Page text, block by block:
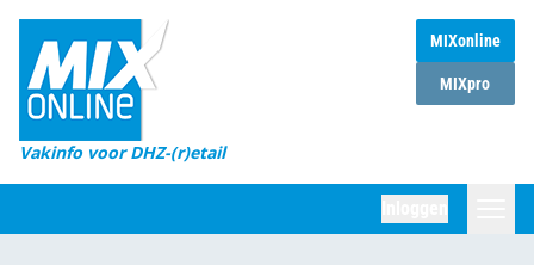
MIXonline
MIXpro
Vakinfo voor DHZ-(r)etail
Home
Magazines
DHZ Sessie